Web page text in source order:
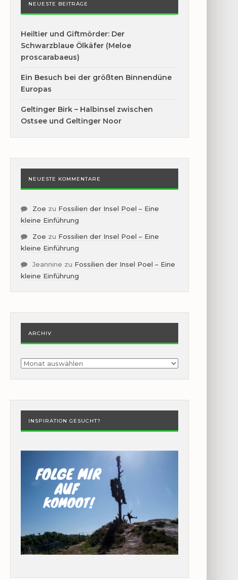
NEUESTE BEITRÄGE
Heiltier und Giftmörder: Der
Schwarzblaue Ölkäfer (Meloe
proscarabaeus)
Ein Besuch bei der größten Binnendüne
Europas
Geltinger Birk – Halbinsel zwischen
Ostsee und Geltinger Noor
NEUESTE KOMMENTARE
Zoe zu Fossilien der Insel Poel – Eine
kleine Einführung
Zoe zu Fossilien der Insel Poel – Eine
kleine Einführung
Jeannine zu Fossilien der Insel Poel – Eine
kleine Einführung
ARCHIV
Archiv
INSPIRATION GESUCHT?